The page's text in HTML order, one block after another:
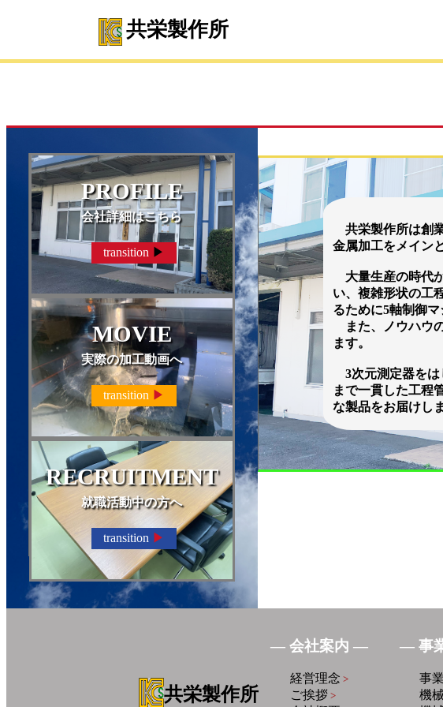
共栄製作所
共栄製作所は創
金属加工をメイン
大量生産の時代
い、複雑形状の工
るために5軸制御
また、ノウハウ
ます。
3次元測定器をは
まで一貫した工程
な製品をお届けし
PROFILE
会社詳細はこちら
transition ▶
MOVIE
実際の加工動画へ
transition ▶
RECRUITMENT
就職活動中の方へ
transition ▶
共栄製作所
― 会社案内 ―
経営理念 >
ご挨拶 >
― 事
事
機